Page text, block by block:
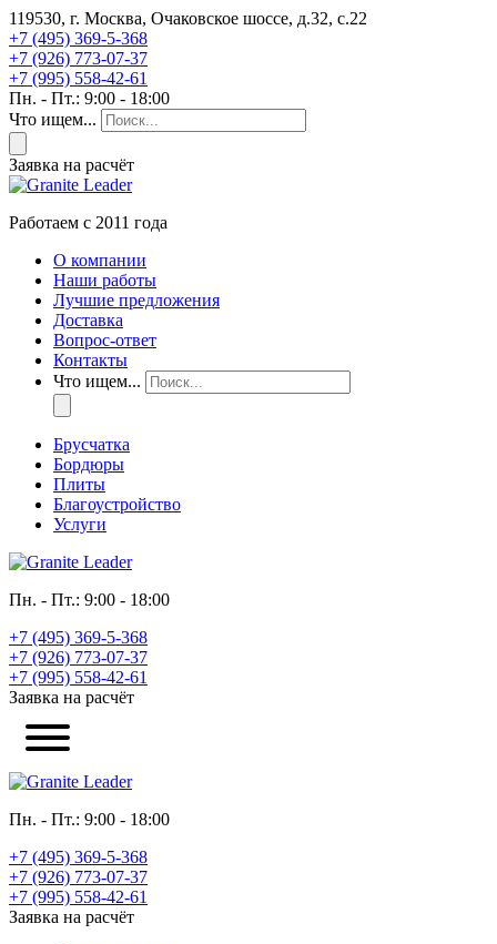
119530, г. Москва, Очаковское шоссе, д.32, с.22
+7 (495) 369-5-368
+7 (926) 773-07-37
+7 (995) 558-42-61
Пн. - Пт.: 9:00 - 18:00
Что ищем...
Заявка на расчёт
Работаем с 2011 года
О компании
Наши работы
Лучшие предложения
Доставка
Вопрос-ответ
Контакты
Что ищем...
Брусчатка
Бордюры
Плиты
Благоустройство
Услуги
Пн. - Пт.: 9:00 - 18:00
+7 (495) 369-5-368
+7 (926) 773-07-37
+7 (995) 558-42-61
Заявка на расчёт
Пн. - Пт.: 9:00 - 18:00
+7 (495) 369-5-368
+7 (926) 773-07-37
+7 (995) 558-42-61
Заявка на расчёт